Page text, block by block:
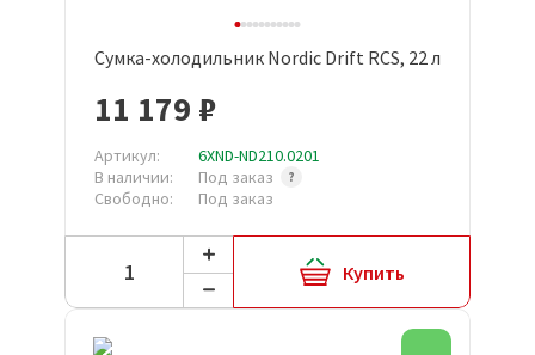
Сумка-холодильник Nordic Drift RCS, 22 л
11 179 ₽
Артикул:
6XND-ND210.0201
В наличии:
Под заказ
Свободно:
Под заказ
Купить